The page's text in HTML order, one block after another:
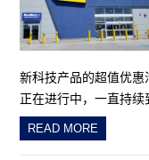
新科技产品的超值优
正在进行中，一直持
READ MORE